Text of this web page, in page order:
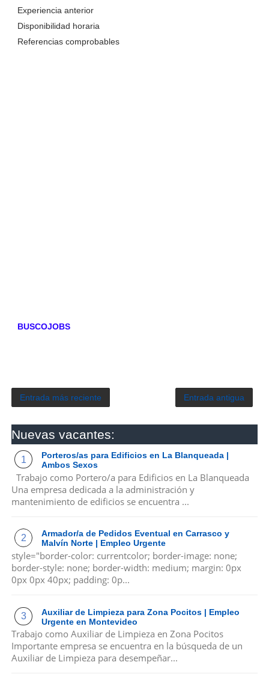
Experiencia anterior
Disponibilidad horaria
Referencias comprobables
BUSCOJOBS
Entrada más reciente Entrada antigua
Nuevas vacantes:
Porteros/as para Edificios en La Blanqueada |
Ambos Sexos
Trabajo como Portero/a para Edificios en La Blanqueada
Una empresa dedicada a la administración y
mantenimiento de edificios se encuentra ...
Armador/a de Pedidos Eventual en Carrasco y
Malvín Norte | Empleo Urgente
style="border-color: currentcolor; border-image: none;
border-style: none; border-width: medium; margin: 0px
0px 0px 40px; padding: 0p...
Auxiliar de Limpieza para Zona Pocitos | Empleo
Urgente en Montevideo
Trabajo como Auxiliar de Limpieza en Zona Pocitos
Importante empresa se encuentra en la búsqueda de un
Auxiliar de Limpieza para desempeñar...